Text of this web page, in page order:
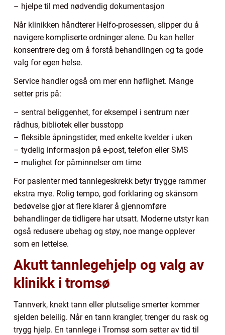
– hjelpe til med nødvendig dokumentasjon
Når klinikken håndterer Helfo-prosessen, slipper du å
navigere kompliserte ordninger alene. Du kan heller
konsentrere deg om å forstå behandlingen og ta gode
valg for egen helse.
Service handler også om mer enn høflighet. Mange
setter pris på:
– sentral beliggenhet, for eksempel i sentrum nær
rådhus, bibliotek eller busstopp
– fleksible åpningstider, med enkelte kvelder i uken
– tydelig informasjon på e-post, telefon eller SMS
– mulighet for påminnelser om time
For pasienter med tannlegeskrekk betyr trygge rammer
ekstra mye. Rolig tempo, god forklaring og skånsom
bedøvelse gjør at flere klarer å gjennomføre
behandlinger de tidligere har utsatt. Moderne utstyr kan
også redusere ubehag og støy, noe mange opplever
som en lettelse.
Akutt tannlegehjelp og valg av
klinikk i tromsø
Tannverk, knekt tann eller plutselige smerter kommer
sjelden beleilig. Når en tann krangler, trenger du rask og
trygg hjelp. En tannlege i Tromsø som setter av tid til